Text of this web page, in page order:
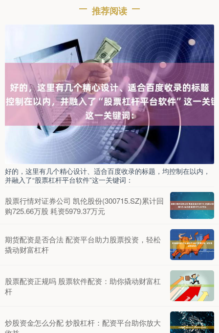
推荐阅读
好的，这里有几个精心设计、适合百度收录的标题，均控制在以内，
并融入了“股票杠杆平台软件”这一关键词：
股票行情对证券公司 凯伦股份(300715.SZ)累计回
购725.66万股 耗资5979.37万元
期货配资是否合法 配资平台助力股票投资，轻松
撬动财富杠杆
股票配资正规吗 股票软件配资：助你撬动财富杠
杆
炒股资金怎么分配 炒股杠杆：配资平台助你放大